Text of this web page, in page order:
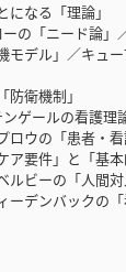
なる「理論」
の「ニード論」
モデル」／キュ
衛機制」
ゲールの看護
ロウの「患者・
ア要件」と「基
ルビーの「人間
ーデンバックの